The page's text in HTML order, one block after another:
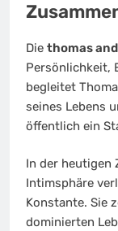
Die thomas
Persönlichkeit,
begleitet
seines Lebens
öffentlich ein
In der heutigen
Intimsphäre
Konstante. Sie
dominierten